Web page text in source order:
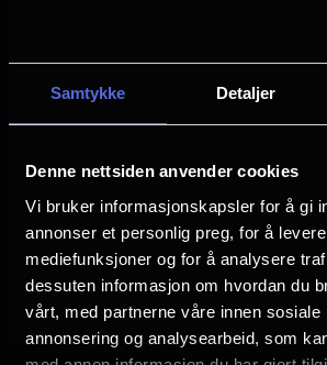
Samtykke Detaljer
Denne nettsiden anvender cookies
Vi bruker informasjonskapsler for å gi
annonser et personlig preg, for å
mediefunksjoner og for å analysere
dessuten informasjon om hvordan du
vårt, med partnerne våre innen sosiale
annonsering og analysearbeid, som
Ben Affleck
Rollebesetning
Matt Damon
Ben Affleck
Jason Bateman
Viola Davis
Chris Messina
Se mer
basketavdeling, et
revolusjonerte både
samtidskulturen med Air
merkevaren